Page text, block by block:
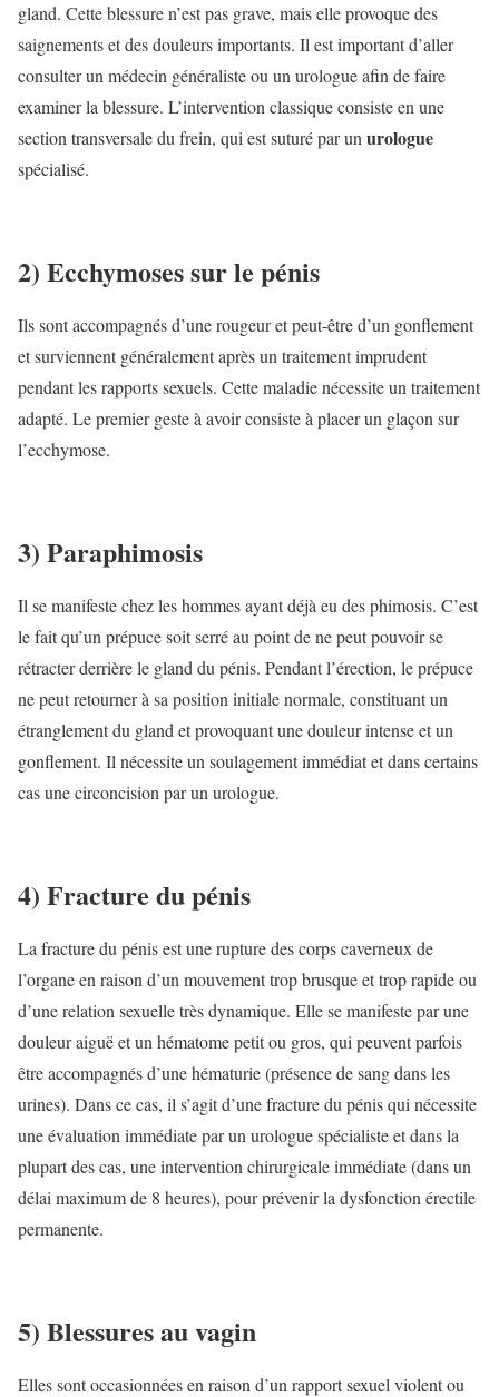
gland. Cette blessure n’est pas grave, mais elle provoque des
saignements et des douleurs importants. Il est important d’aller
consulter un médecin généraliste ou un urologue afin de faire
examiner la blessure. L’intervention classique consiste en une
section transversale du frein, qui est suturé par unurologue
spécialisé.
2) Ecchymoses sur le pénis
Ils sont accompagnés d’une rougeur et peut-être d’un gonflement
et surviennent généralement après un traitement imprudent
pendant les rapports sexuels. Cette maladie nécessite un traitement
adapté. Le premier geste à avoir consiste à placer un glaçon sur
l’ecchymose.
3) Paraphimosis
Il se manifeste chez les hommes ayant déjà eu des phimosis. C’est
le fait qu’un prépuce soit serré au point de ne peut pouvoir se
rétracter derrière le gland du pénis. Pendant l’érection, le prépuce
ne peut retourner à sa position initiale normale, constituant un
étranglement du gland et provoquant une douleur intense et un
gonflement. Il nécessite un soulagement immédiat et dans certains
cas une circoncision par un urologue.
4) Fracture du pénis
La fracture du pénis est une rupture des corps caverneux de
l’organe en raison d’un mouvement trop brusque et trop rapide ou
d’une relation sexuelle très dynamique. Elle se manifeste par une
douleur aiguë et un hématome petit ou gros, qui peuvent parfois
être accompagnés d’une hématurie (présence de sang dans les
urines). Dans ce cas, il s’agit d’une fracture du pénis qui nécessite
une évaluation immédiate par un urologue spécialiste et dans la
plupart des cas, une intervention chirurgicale immédiate (dans un
délai maximum de 8 heures), pour prévenir la dysfonction érectile
permanente.
5) Blessures au vagin
Elles sont occasionnées en raison d’un rapport sexuel violent ou